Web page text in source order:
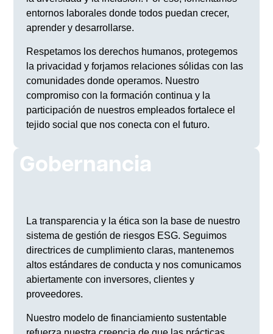
entornos laborales donde todos puedan crecer,
aprender y desarrollarse.
Respetamos los derechos humanos, protegemos
la privacidad y forjamos relaciones sólidas con las
comunidades donde operamos. Nuestro
compromiso con la formación continua y la
participación de nuestros empleados fortalece el
tejido social que nos conecta con el futuro.
Gobernancia
La transparencia y la ética son la base de nuestro
sistema de gestión de riesgos ESG. Seguimos
directrices de cumplimiento claras, mantenemos
altos estándares de conducta y nos comunicamos
abiertamente con inversores, clientes y
proveedores.
Nuestro modelo de financiamiento sustentable